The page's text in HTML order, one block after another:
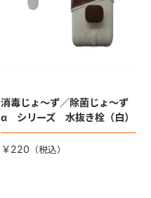
消毒じょ～ず／除菌じょ～ず
α シリーズ 水抜き栓（白）
￥220